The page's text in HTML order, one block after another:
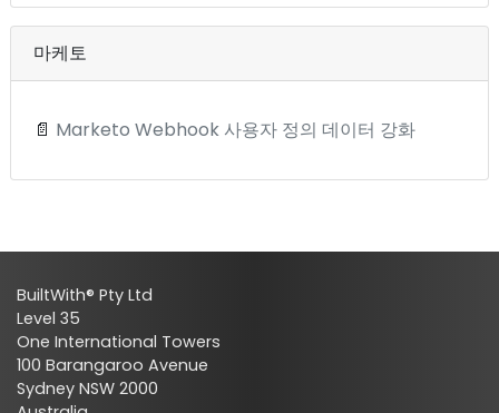
마케토
📄 Marketo Webhook 사용자 정의 데이터 강화
BuiltWith® Pty Ltd
Level 35
One International Towers
100 Barangaroo Avenue
Sydney NSW 2000